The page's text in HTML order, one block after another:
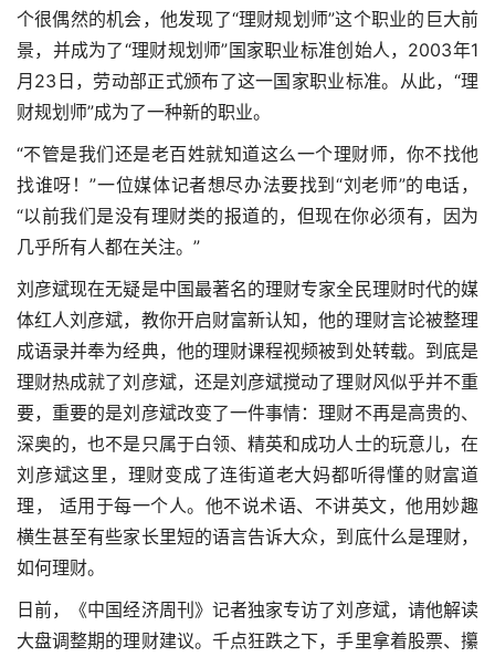
个很偶然的机会，他发现了“理财规划师”这个职业的巨大前
景，并成为了“理财规划师”国家职业标准创始人，2003年1
月23日，劳动部正式颁布了这一国家职业标准。从此，“理
财规划师”成为了一种新的职业。
“不管是我们还是老百姓就知道这么一个理财师，你不找他
找谁呀！”一位媒体记者想尽办法要找到“刘老师”的电话，
“以前我们是没有理财类的报道的，但现在你必须有，因为
几乎所有人都在关注。”
刘彦斌现在无疑是中国最著名的理财专家全民理财时代的媒
体红人刘彦斌，教你开启财富新认知，他的理财言论被整理
成语录并奉为经典，他的理财课程视频被到处转载。到底是
理财热成就了刘彦斌，还是刘彦斌搅动了理财风似乎并不重
要，重要的是刘彦斌改变了一件事情：理财不再是高贵的、
深奥的，也不是只属于白领、精英和成功人士的玩意儿，在
刘彦斌这里，理财变成了连街道老大妈都听得懂的财富道
理， 适用于每一个人。他不说术语、不讲英文，他用妙趣
横生甚至有些家长里短的语言告诉大众，到底什么是理财，
如何理财。
日前，《中国经济周刊》记者独家专访了刘彦斌，请他解读
大盘调整期的理财建议。千点狂跌之下，手里拿着股票、攥